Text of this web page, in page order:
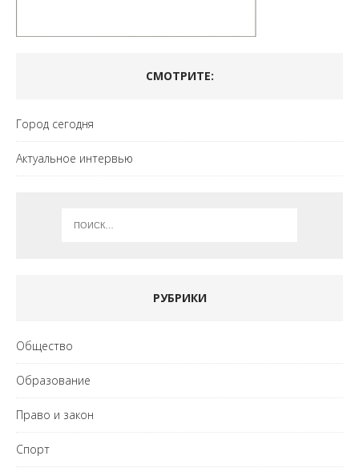
СМОТРИТЕ:
Город сегодня
Актуальное интервью
РУБРИКИ
Общество
Образование
Право и закон
Спорт